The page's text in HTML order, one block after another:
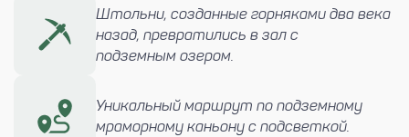
Штольни, созданные горняками два века
назад, превратились в зал с
подземным озером.
Уникальный маршрут по подземному
мраморному каньону с подсветкой.